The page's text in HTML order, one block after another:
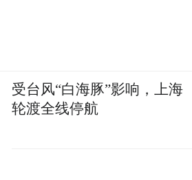
受台风“白海豚”影响，上海
轮渡全线停航